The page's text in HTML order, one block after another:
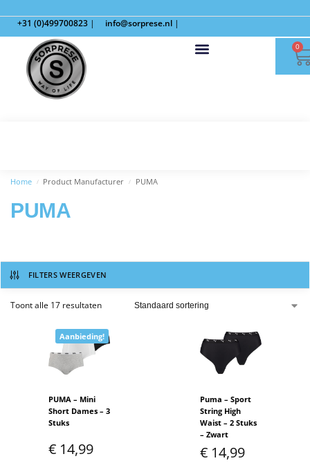
+31 (0)499700823 | info@sorprese.nl |
0
Home / Product Manufacturer / PUMA
PUMA
FILTERS WEERGEVEN
Toont alle 17 resultaten
Aanbieding!
PUMA – Mini
Short Dames – 3
Stuks
€ 14,99
Puma – Sport
String High
Waist – 2 Stuks
– Zwart
€ 14,99